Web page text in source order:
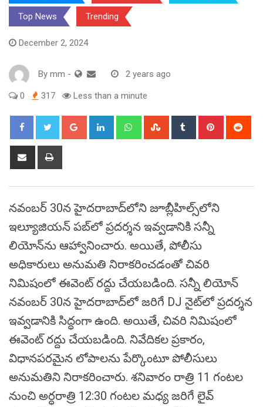
Top News Trending
December 2, 2024
By mm - 2 years ago
0 317 Less than a minute
Google+ LinkedIn WhatsappStumbleUpon
Tumblr Pinterest
Share
నవంబర్ 30న హైదరాబాద్‌లోని జూబ్లీహిల్స్‌లోని
ఇల్యూజియన్ పబ్‌లో ప్రదర్శన ఇవ్వడానికి సన్నీ
లియోన్‌ను ఆహ్వానించారు. అయితే, పోలీసు
అధికారులు అనుమతి నిరాకరించడంతో చివరి
నిమిషంలో ఈవెంట్ రద్దు చేయబడింది. సన్నీ లియోన్
నవంబర్ 30న హైదరాబాద్‌లో జరిగే DJ నైట్‌లో ప్రదర్శన
ఇవ్వడానికి సిద్ధంగా ఉంది. అయితే, చివరి నిమిషంలో
ఈవెంట్ రద్దు చేయబడింది. నివేదికల ప్రకారం,
విధానపరమైన లోపాలను పేర్కొంటూ పోలీసులు
అనుమతిని నిరాకరించారు. శనివారం రాత్రి 11 గంటల
నుంచి అర్ధరాత్రి 12:30 గంటల మధ్య జరిగే లైవ్